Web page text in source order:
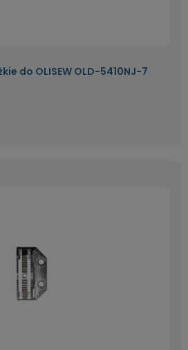
do OLISEW OLD-5410NJ-7